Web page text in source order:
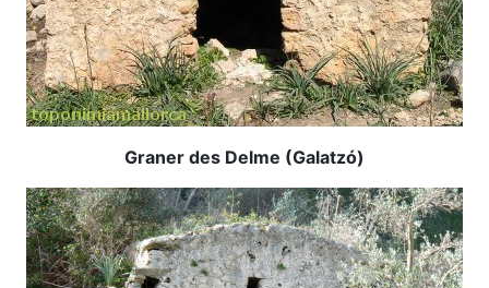
Graner des Delme (Galatzó)